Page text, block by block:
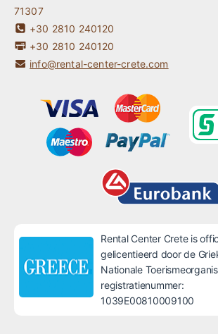
71307
+30 2810 240120
+30 2810 240120
info@rental-center-crete.com
Rental Center Crete is
gelicentieerd door de
Nationale
registratienummer:
1039E00810009100